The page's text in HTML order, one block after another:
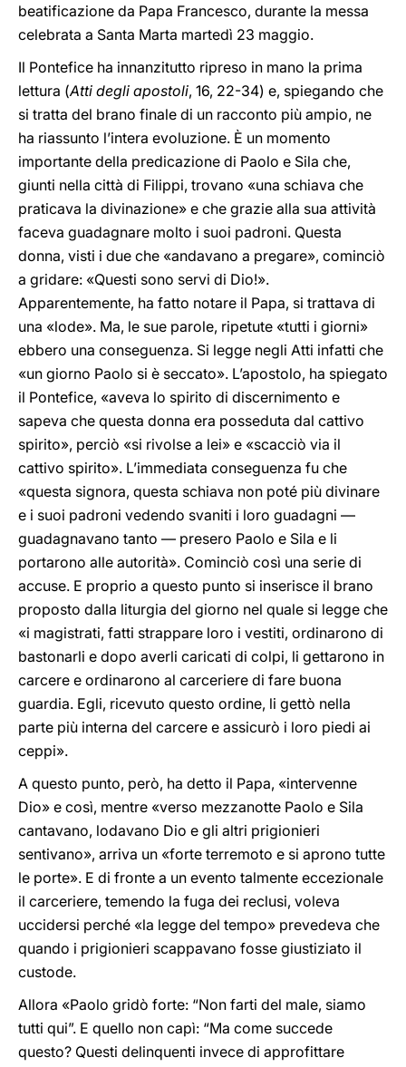
beatificazione da Papa Francesco, durante la messa
celebrata a Santa Marta martedì 23 maggio.
Il Pontefice ha innanzitutto ripreso in mano la prima
lettura (Atti degli apostoli, 16, 22-34) e, spiegando che
si tratta del brano finale di un racconto più ampio, ne
ha riassunto l’intera evoluzione. È un momento
importante della predicazione di Paolo e Sila che,
giunti nella città di Filippi, trovano «una schiava che
praticava la divinazione» e che grazie alla sua attività
faceva guadagnare molto i suoi padroni. Questa
donna, visti i due che «andavano a pregare», cominciò
a gridare: «Questi sono servi di Dio!».
Apparentemente, ha fatto notare il Papa, si trattava di
una «lode». Ma, le sue parole, ripetute «tutti i giorni»
ebbero una conseguenza. Si legge negli Atti infatti che
«un giorno Paolo si è seccato». L’apostolo, ha spiegato
il Pontefice, «aveva lo spirito di discernimento e
sapeva che questa donna era posseduta dal cattivo
spirito», perciò «si rivolse a lei» e «scacciò via il
cattivo spirito». L’immediata conseguenza fu che
«questa signora, questa schiava non poté più divinare
e i suoi padroni vedendo svaniti i loro guadagni —
guadagnavano tanto — presero Paolo e Sila e li
portarono alle autorità». Cominciò così una serie di
accuse. E proprio a questo punto si inserisce il brano
proposto dalla liturgia del giorno nel quale si legge che
«i magistrati, fatti strappare loro i vestiti, ordinarono di
bastonarli e dopo averli caricati di colpi, li gettarono in
carcere e ordinarono al carceriere di fare buona
guardia. Egli, ricevuto questo ordine, li gettò nella
parte più interna del carcere e assicurò i loro piedi ai
ceppi».
A questo punto, però, ha detto il Papa, «intervenne
Dio» e così, mentre «verso mezzanotte Paolo e Sila
cantavano, lodavano Dio e gli altri prigionieri
sentivano», arriva un «forte terremoto e si aprono tutte
le porte». E di fronte a un evento talmente eccezionale
il carceriere, temendo la fuga dei reclusi, voleva
uccidersi perché «la legge del tempo» prevedeva che
quando i prigionieri scappavano fosse giustiziato il
custode.
Allora «Paolo gridò forte: “Non farti del male, siamo
tutti qui”. E quello non capì: “Ma come succede
questo? Questi delinquenti invece di approfittare